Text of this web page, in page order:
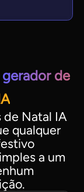
gerador de
de Natal IA
qualquer
a um